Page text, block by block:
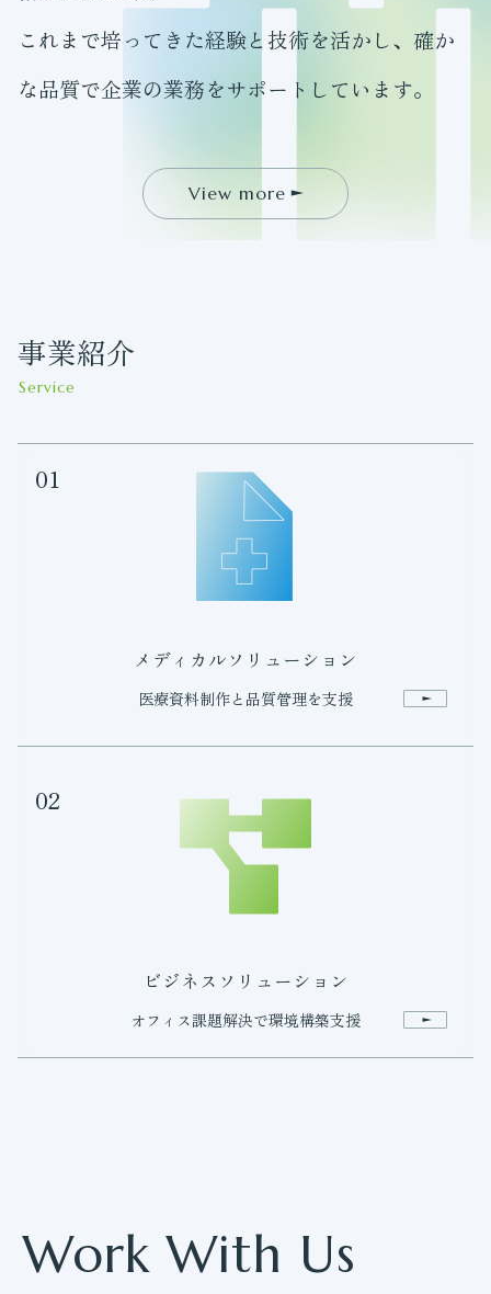
これまで培ってきた経験と技術を活かし、確か
な品質で企業の業務をサポートしています。
View more
事業紹介
Service
01
メディカルソリューション
医療資料制作と品質管理を支援
02
ビジネスソリューション
オフィス課題解決で環境構築支援
Work With Us